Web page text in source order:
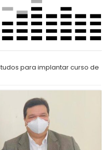
para implantar curso de